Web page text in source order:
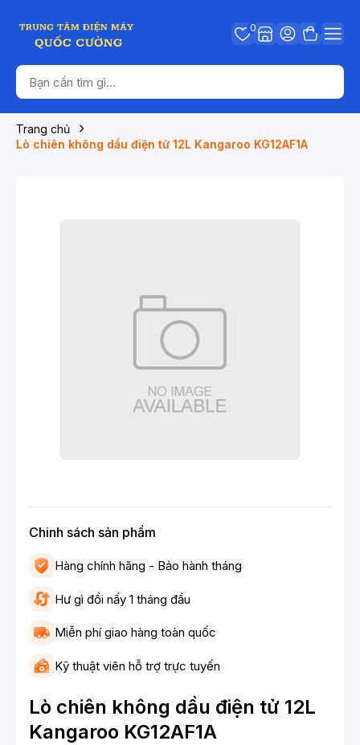
0
Trang chủ
Lò chiên không dầu điện tử 12L Kangaroo KG12AF1A
Chinh sách sản phẩm
Hàng chính hãng - Bảo hành tháng
Hư gì đổi nấy 1 tháng đầu
Miễn phí giao hàng toàn quốc
Kỹ thuật viên hỗ trợ trực tuyến
Lò chiên không dầu điện tử 12L
Kangaroo KG12AF1A